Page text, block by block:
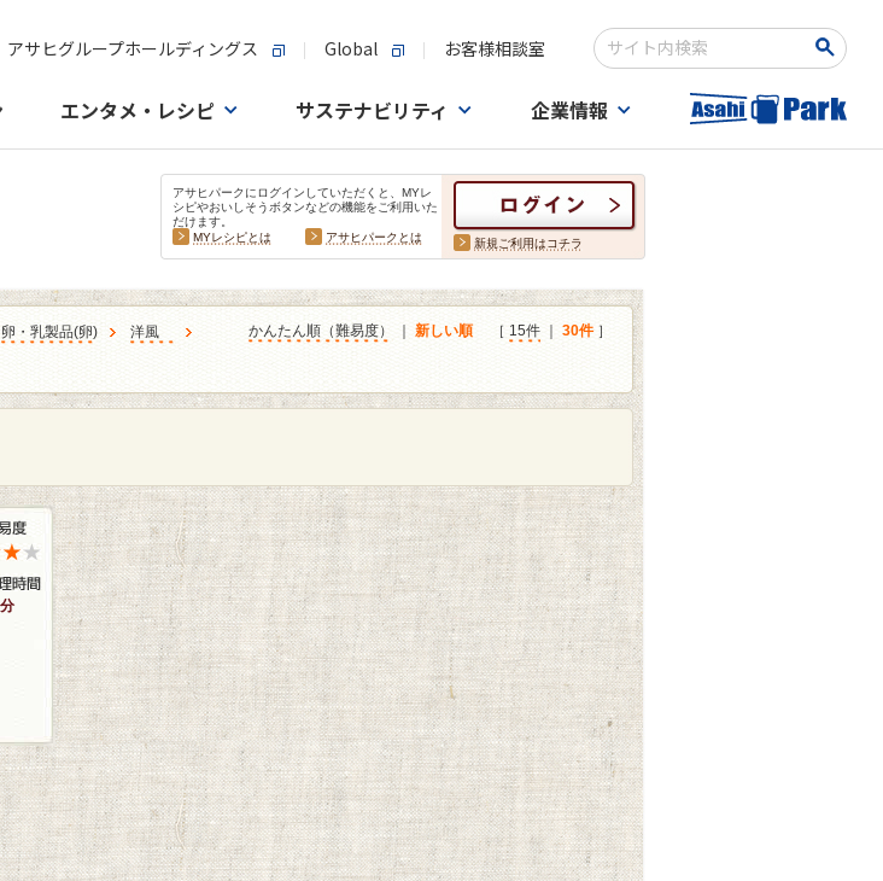
アサヒグループホールディングス Global お客様相談室
検索キーワード入力
エンタメ・レシピ サステナビリティ 企業情報
アサヒパークにログインしていただくと、MYレ
シピやおいしそうボタンなどの機能をご利用いた
だけます。
MYレシピとは
アサヒパークとは 新規ご利用はコチラ
卵・乳製品(卵)
洋風
かんたん順（難易度） 新しい順 ［ 15件 30件 ］